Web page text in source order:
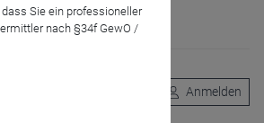
Verwendung von
Anmelden
Sie ein professioneller
nach §34f GewO /